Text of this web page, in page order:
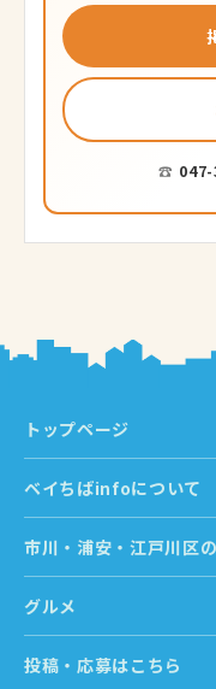
☎
トップページ
ベイちばinfoについて
市川・浦安・江戸川区
グルメ
投稿・応募はこちら